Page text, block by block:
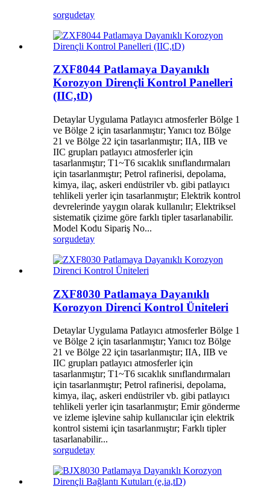
sorgudetay
ZXF8044 Patlamaya Dayanıklı
Korozyon Dirençli Kontrol Panelleri
(IIC,tD)
Detaylar Uygulama Patlayıcı atmosferler Bölge 1
ve Bölge 2 için tasarlanmıştır; Yanıcı toz Bölge
21 ve Bölge 22 için tasarlanmıştır; IIA, IIB ve
IIC grupları patlayıcı atmosferler için
tasarlanmıştır; T1~T6 sıcaklık sınıflandırmaları
için tasarlanmıştır; Petrol rafinerisi, depolama,
kimya, ilaç, askeri endüstriler vb. gibi patlayıcı
tehlikeli yerler için tasarlanmıştır; Elektrik kontrol
devrelerinde yaygın olarak kullanılır; Elektriksel
sistematik çizime göre farklı tipler tasarlanabilir.
Model Kodu Sipariş No...
sorgudetay
ZXF8030 Patlamaya Dayanıklı
Korozyon Direnci Kontrol Üniteleri
Detaylar Uygulama Patlayıcı atmosferler Bölge 1
ve Bölge 2 için tasarlanmıştır; Yanıcı toz Bölge
21 ve Bölge 22 için tasarlanmıştır; IIA, IIB ve
IIC grupları patlayıcı atmosferler için
tasarlanmıştır; T1~T6 sıcaklık sınıflandırmaları
için tasarlanmıştır; Petrol rafinerisi, depolama,
kimya, ilaç, askeri endüstriler vb. gibi patlayıcı
tehlikeli yerler için tasarlanmıştır; Emir gönderme
ve izleme işlevine sahip kullanıcılar için elektrik
kontrol sistemi için tasarlanmıştır; Farklı tipler
tasarlanabilir...
sorgudetay